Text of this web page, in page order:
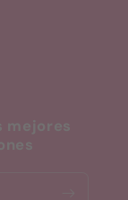
mejores